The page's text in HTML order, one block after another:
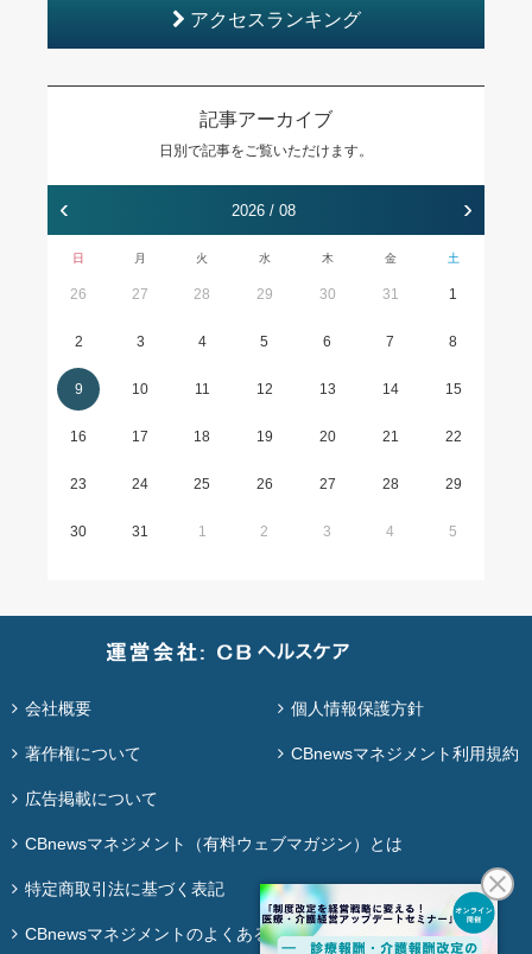
アクセスランキング
記事アーカイブ
日別で記事をご覧いただけます。
‹ 2026 / 08 ›
日 月 火 水 木 金 土
26 27 28 29 30 31 1
2 3 4 5 6 7 8
9 10 11 12 13 14 15
16 17 18 19 20 21 22
23 24 25 26 27 28 29
30 31 1 2 3 4 5
会社概要 個人情報保護方針
著作権について CBnewsマネジメント利用規約
広告掲載について
CBnewsマネジメント（有料ウェブマガジン）とは
特定商取引法に基づく表記
CBnewsマネジメントのよくある質問